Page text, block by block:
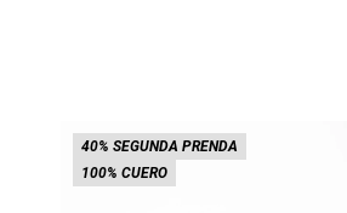
100% CUERO
40% SEGUNDA PRENDA